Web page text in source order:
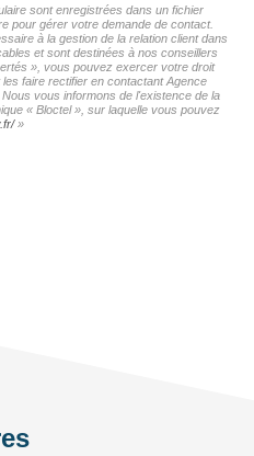
sont enregistrées dans un fichier
pour gérer votre demande de contact.
à la gestion de la relation client dans
et sont destinées à nos conseillers
», vous pouvez exercer votre droit
faire rectifier en contactant Agence
vous informons de l'existence de la
« Bloctel », sur laquelle vous pouvez
»